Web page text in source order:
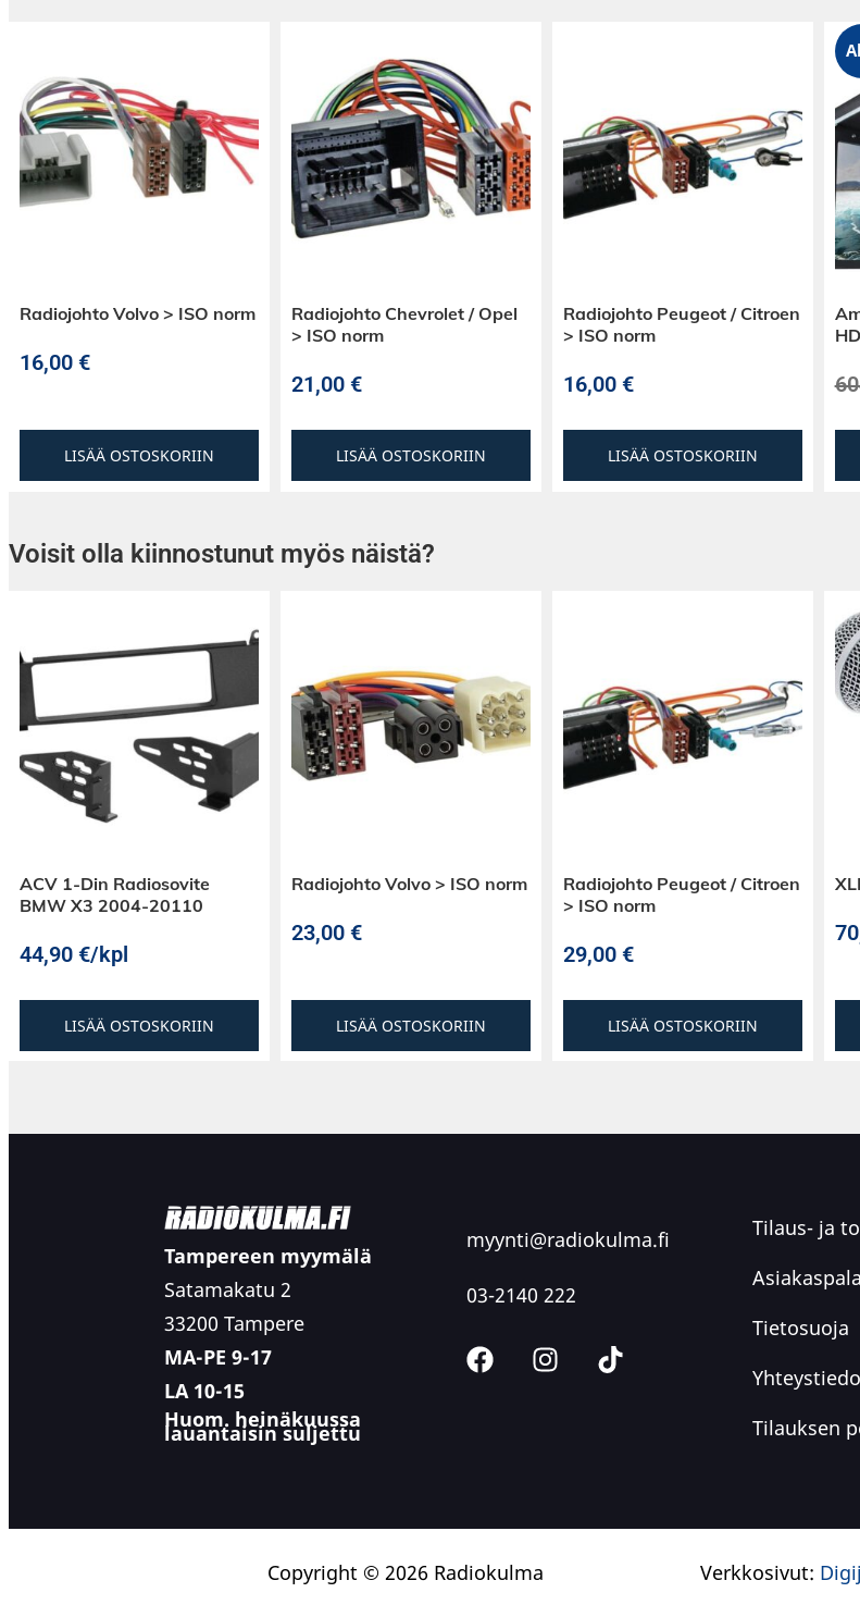
Äänitystilanteessa Hi-X60:n suljettu rakenne estää äänen
vuotamisen kuulokkeista mikrofoniin. Tasokas passiivinen
kohinavaimennus takaa optimaalisen signaali-kohinasuhteen,
minkä ansiosta kuulokkeet tuottavat erittäin
kuuntelijaystävällistä ääntä myös äänekkäässä
konserttitilanteessa.
Hi-X60 -kuulokkeet tuntuvat erittäin miellyttäviltä pitää päässä
Kuulokepehmusteet edustavat palkittua Hi-X designiä, ja niiden
sisäosat ovat mukavan tilavat. Pantaa on helppo säätää ja
kuulokepehmusteet on helppo vaihtaa tarvittaessa.
Radiojohto Volvo > ISO norm
16,00 €
LISÄÄ OSTOSKORIIN
Radiojohto Chevrolet / Opel
> ISO norm
21,00 €
LISÄÄ OSTOSKORIIN
Radiojohto Peugeot / Citroen
> ISO norm
16,00 €
LISÄÄ OSTOSKORIIN
Voisit olla kiinnostunut myös näistä?
ACV 1-Din Radiosovite
BMW X3 2004-20110
44,90 €/kpl
LISÄÄ OSTOSKORIIN
Radiojohto Volvo > ISO norm
23,00 €
LISÄÄ OSTOSKORIIN
Radiojohto Peugeot / Citroen
> ISO norm
29,00 €
LISÄÄ OSTOSKORIIN
Tampereen myymälä
Satamakatu 2
33200 Tampere
MA-PE 9-17
LA 10-15
Huom. heinäkuussa
lauantaisin suljettu
myynti@radiokulma.fi
03-2140 222
Tilaus- ja
Tietosuoja
Tilauksen
Copyright © 2026 Radiokulma Verkkosivut: